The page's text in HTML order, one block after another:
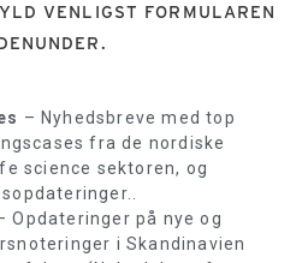
VENLIGST FORMULAREN
– Nyhedsbreve med top
fra de nordiske
science sektoren, og
Opdateringer på nye og
i Skandinavien